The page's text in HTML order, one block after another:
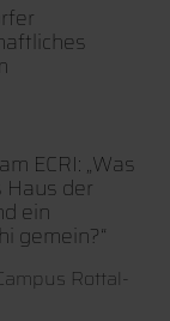
ECRI: „Was
Haus der
ein
gemein?“
Rottal-